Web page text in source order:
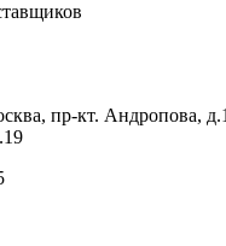
пр-кт. Андропова,